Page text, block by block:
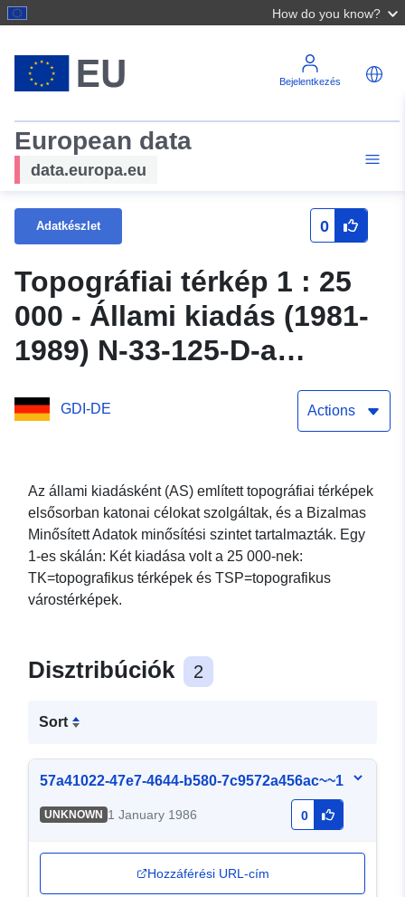
How do you know?
Bejelentkezés
European data
data.europa.eu
Adatkészlet 0
Topográfiai térkép 1 : 25
000 - Állami kiadás (1981-
1989) N-33-125-D-a
GDI-DE Actions
Az állami kiadásként (AS) említett topográfiai térképek
elsősorban katonai célokat szolgáltak, és a Bizalmas
Minősített Adatok minősítési szintet tartalmazták. Egy
1-es skálán: Két kiadása volt a 25 000-nek:
TK=topografikus térképek és TSP=topografikus
várostérképek.
Disztribúciók 2
Sort
57a41022-47e7-4644-b580-7c9572a456ac~~1
UNKNOWN 1 January 1986 0
Hozzáférési URL-cím